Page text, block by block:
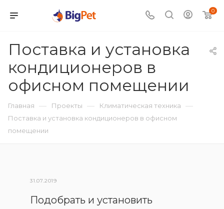
0
Поставка и установка
кондиционеров в
офисном помещении
Главная — Проекты — Климатическая техника —
Поставка и установка кондиционеров в офисном
помещении
31.07.2019
Подобрать и установить